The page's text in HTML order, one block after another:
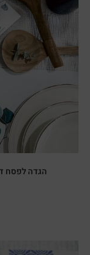
הגדה לפסח